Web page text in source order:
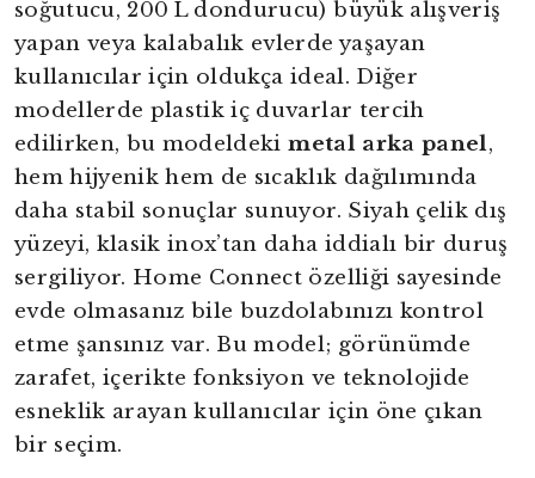
soğutucu, 200 L dondurucu) büyük alışveriş
yapan veya kalabalık evlerde yaşayan
kullanıcılar için oldukça ideal. Diğer
modellerde plastik iç duvarlar tercih
edilirken, bu modeldekimetal arka panel,
hem hijyenik hem de sıcaklık dağılımında
daha stabil sonuçlar sunuyor. Siyah çelik dış
yüzeyi, klasik inox’tan daha iddialı bir duruş
sergiliyor. Home Connect özelliği sayesinde
evde olmasanız bile buzdolabınızı kontrol
etme şansınız var. Bu model; görünümde
zarafet, içerikte fonksiyon ve teknolojide
esneklik arayan kullanıcılar için öne çıkan
bir seçim.